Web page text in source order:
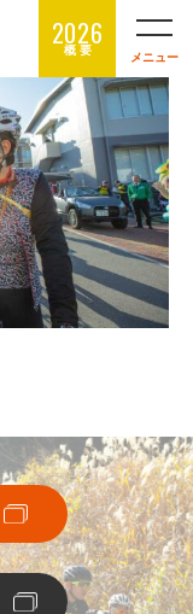
2026
概 要
メニュー